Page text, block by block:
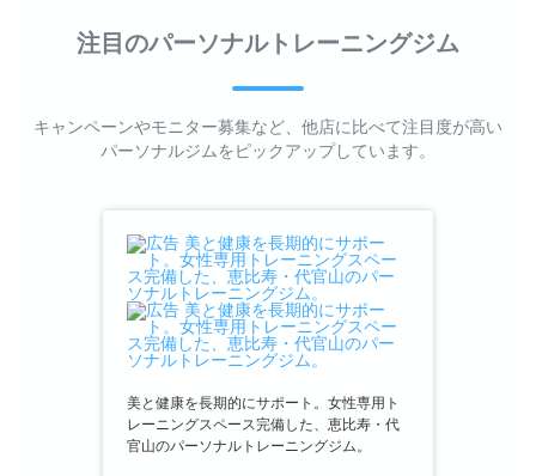
注目のパーソナルトレーニングジム
キャンペーンやモニター募集など、他店に比べて注目度が高い
パーソナルジムをピックアップしています。
美と健康を長期的にサポート。女性専用ト
レーニングスペース完備した、恵比寿・代
官山のパーソナルトレーニングジム。